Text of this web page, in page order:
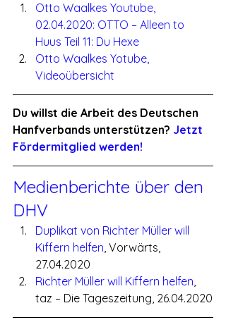
Otto Waalkes Youtube,
02.04.2020: OTTO – Alleen to
Huus Teil 11: Du Hexe
Otto Waalkes Yotube,
Videoübersicht
Du willst die Arbeit des Deutschen
Hanfverbands unterstützen? Jetzt
Fördermitglied werden!
Medienberichte über den
DHV
Duplikat von Richter Müller will
Kiffern helfen, Vorwärts,
27.04.2020
Richter Müller will Kiffern helfen,
taz – Die Tageszeitung, 26.04.2020